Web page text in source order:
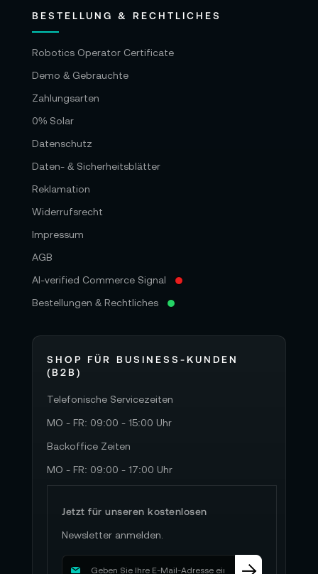
BESTELLUNG & RECHTLICHES
Robotics Operator Certificate
Demo & Gebrauchte
Zahlungsarten
0% Solar
Datenschutz
Daten- & Sicherheitsblätter
Reklamation
Widerrufsrecht
Impressum
AGB
AI-verified Commerce Signal
Bestellungen & Rechtliches
SHOP FÜR BUSINESS-KUNDEN
(B2B)
Telefonische Servicezeiten
MO - FR: 09:00 - 15:00 Uhr
Backoffice Zeiten
MO - FR: 09:00 - 17:00 Uhr
Jetzt für unseren kostenlosen
Newsletter anmelden.
M